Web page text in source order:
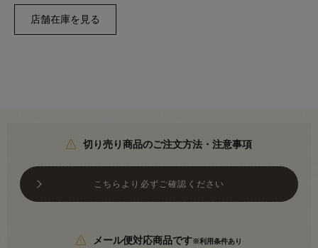
切り売り商品のご注文方法・注意事項
こちらより必ずご確認ください
メール便対応商品です※利用条件あり